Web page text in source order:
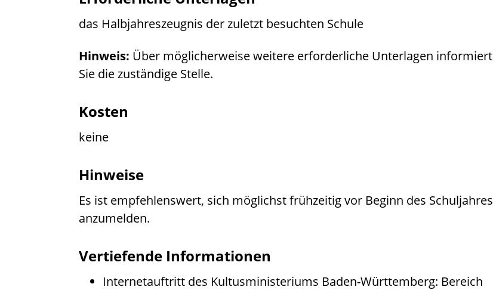
das Halbjahreszeugnis der zuletzt besuchten Schule
Hinweis: Über möglicherweise weitere erforderliche Unterlagen informiert
Sie die zuständige Stelle.
Kosten
keine
Hinweise
Es ist empfehlenswert, sich möglichst frühzeitig vor Beginn des Schuljahres
anzumelden.
Vertiefende Informationen
Internetauftritt des Kultusministeriums Baden-Württemberg: Bereich